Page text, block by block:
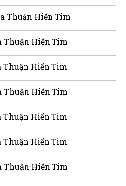
Thuận Hiến Tim
Thuận Hiến Tim
Thuận Hiến Tim
Thuận Hiến Tim
Thuận Hiến Tim
Thuận Hiến Tim
Thuận Hiến Tim